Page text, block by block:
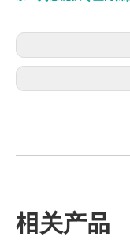
相关产品